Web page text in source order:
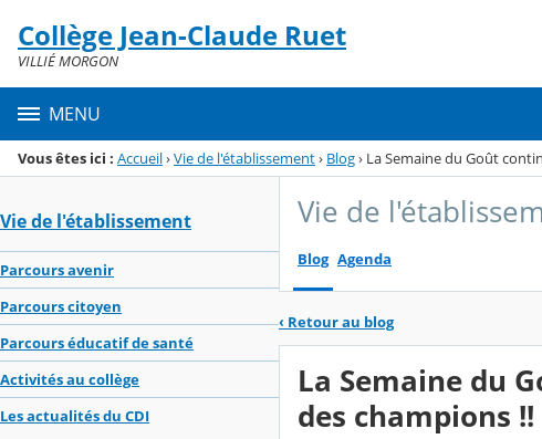
Menu de la rubrique
Contenu
Collège Jean-Claude Ruet
VILLIÉ MORGON
MENU
Vous êtes ici : Accueil›Vie de l'établissement› Blog› La Semaine du Goût
Vie de l'établissement
Parcours avenir
Parcours citoyen
Parcours éducatif de santé
Activités au collège
Les actualités du CDI
Vie de
Blog Agenda
‹ Retour au blog
La Semaine du
des champions !!